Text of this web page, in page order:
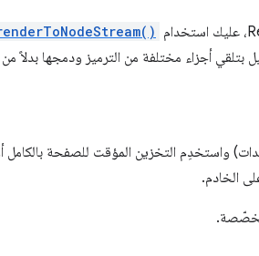
بتلقي أجزاء مختلفة من الترميز ودمجها بدلاً
واستخدِم التخزين المؤقت للصفحة بالكامل
الخادم.
مخصّصة.